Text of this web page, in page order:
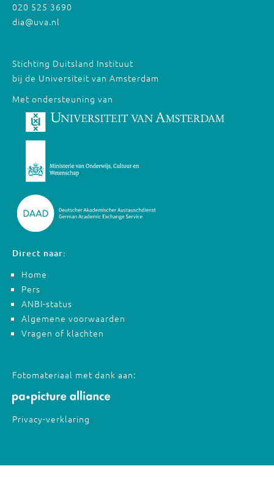
020 525 3690
dia@uva.nl
Stichting Duitsland Instituut
bij de Universiteit van Amsterdam
Met ondersteuning van
Direct naar:
Home
Pers
ANBI-status
Algemene voorwaarden
Vragen of klachten
Fotomateriaal met dank aan:
Privacy-verklaring